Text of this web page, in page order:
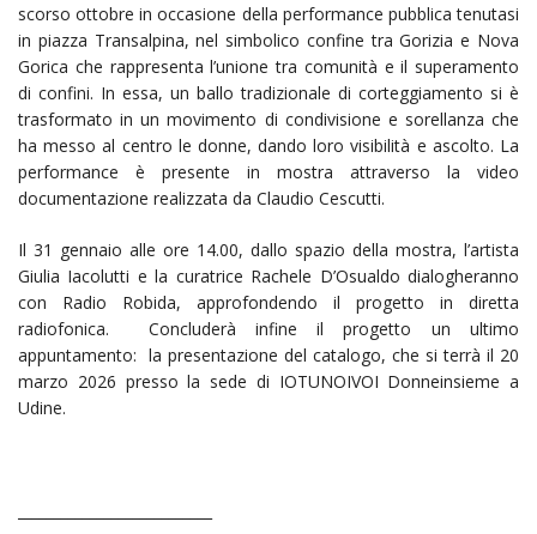
scorso ottobre in occasione della performance pubblica tenutasi
in piazza Transalpina, nel simbolico confine tra Gorizia e Nova
Gorica che rappresenta l’unione tra comunità e il superamento
di confini. In essa, un ballo tradizionale di corteggiamento si è
trasformato in un movimento di condivisione e sorellanza che
ha messo al centro le donne, dando loro visibilità e ascolto. La
performance è presente in mostra attraverso la video
documentazione realizzata da Claudio Cescutti.
Il 31 gennaio alle ore 14.00, dallo spazio della mostra, l’artista
Giulia Iacolutti e la curatrice Rachele D’Osualdo dialogheranno
con Radio Robida, approfondendo il progetto in diretta
radiofonica. Concluderà infine il progetto un ultimo
appuntamento: la presentazione del catalogo, che si terrà il 20
marzo 2026 presso la sede di IOTUNOIVOI Donneinsieme a
Udine.